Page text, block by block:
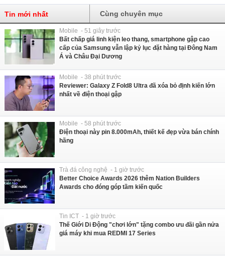
Tin mới nhất Cùng chuyên mục
Mobile - 51 giây trước
Bất chấp giá linh kiện leo thang, smartphone gập cao
cấp của Samsung vẫn lập kỷ lục đặt hàng tại Đông Nam
Á và Châu Đại Dương
Mobile - 38 phút trước
Reviewer: Galaxy Z Fold8 Ultra đã xóa bỏ định kiến lớn
nhất về điện thoại gập
Mobile - 58 phút trước
Điện thoại này pin 8.000mAh, thiết kế đẹp vừa bán chính
hãng
Trà đá công nghệ - 1 giờ trước
Better Choice Awards 2026 thêm Nation Builders
Awards cho đóng góp tầm kiến quốc
Tin ICT - 1 giờ trước
Thế Giới Di Động "chơi lớn" tặng combo ưu đãi gần nửa
giá máy khi mua REDMI 17 Series